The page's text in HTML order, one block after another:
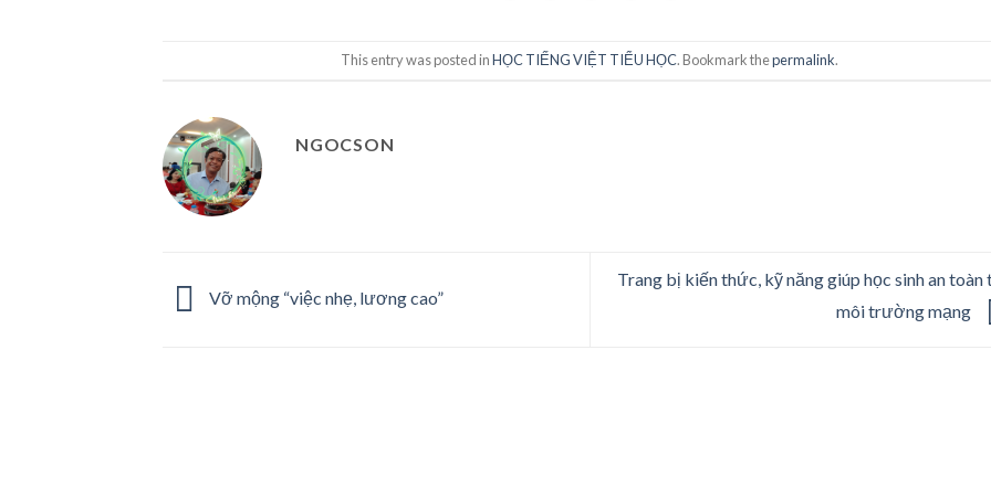
This entry was posted inHỌC TIẾNG VIỆT TIỂU HỌC. Bookmark thepermalink.
NGOCSON
Vỡ mộng “việc nhẹ, lương cao”
Trang bị kiến thức, kỹ năng giúp học sinh an toàn
môi trường mạng